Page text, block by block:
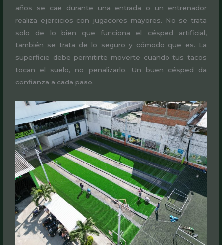
años se cae durante una entrada o un entrenador
realiza ejercicios con jugadores mayores. No se trata
solo de lo bien que funciona el césped artificial,
también se trata de lo seguro y cómodo que es. La
superficie debe permitirte moverte cuando tus tacos
tocan el suelo, no penalizarlo. Un buen césped da
confianza a cada paso.